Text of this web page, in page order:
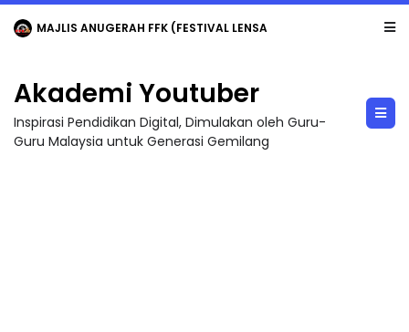
MAJLIS ANUGERAH FFK (FESTIVAL LENSA PENDIDIKAN - FLeP) 2026
Akademi Youtuber
Inspirasi Pendidikan Digital, Dimulakan oleh Guru-
Guru Malaysia untuk Generasi Gemilang